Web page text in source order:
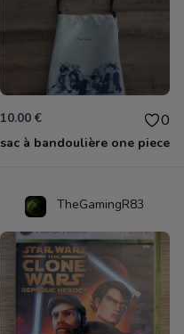
10.00 € 0
sac à bandoulière one piece
TheGamingR83